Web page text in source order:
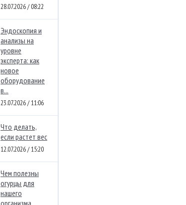
28.07.2026 / 08:22
Эндоскопия и
анализы на
уровне
эксперта: как
новое
оборудование
в...
23.07.2026 / 11:06
Что делать,
если растет вес
12.07.2026 / 15:20
Чем полезны
огурцы для
нашего